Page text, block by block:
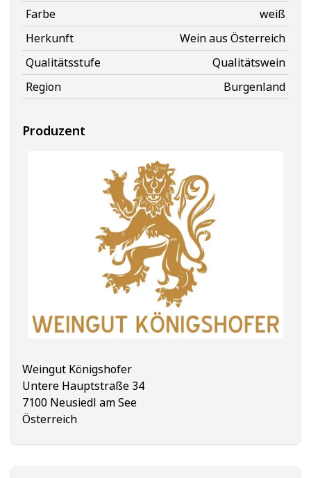
Farbe
weiß
Herkunft
Wein aus Österreich
Qualitätsstufe
Qualitätswein
Region
Burgenland
Produzent
Weingut Königshofer
Untere Hauptstraße 34
7100 Neusiedl am See
Österreich